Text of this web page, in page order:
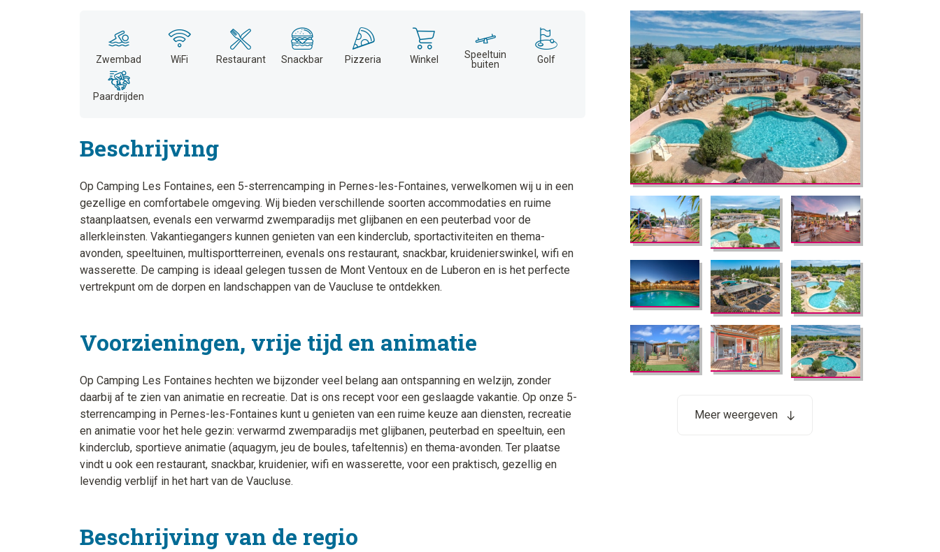
Zwembad WiFi Restaurant Snackbar Pizzeria Winkel
Speeltuin
buiten
Golf
Paardrijden
Beschrijving
Op Camping Les Fontaines, een 5-sterrencamping in Pernes-les-Fontaines, verwelkomen wij u in een
gezellige en comfortabele omgeving. Wij bieden verschillende soorten accommodaties en ruime
staanplaatsen, evenals een verwarmd zwemparadijs met glijbanen en een peuterbad voor de
allerkleinsten. Vakantiegangers kunnen genieten van een kinderclub, sportactiviteiten en thema-
avonden, speeltuinen, multisportterreinen, evenals ons restaurant, snackbar, kruidenierswinkel, wifi en
wasserette. De camping is ideaal gelegen tussen de Mont Ventoux en de Luberon en is het perfecte
vertrekpunt om de dorpen en landschappen van de Vaucluse te ontdekken.
Voorzieningen, vrije tijd en animatie
Op Camping Les Fontaines hechten we bijzonder veel belang aan ontspanning en welzijn, zonder
daarbij af te zien van animatie en recreatie. Dat is ons recept voor een geslaagde vakantie. Op onze 5-
sterrencamping in Pernes-les-Fontaines kunt u genieten van een ruime keuze aan diensten, recreatie
en animatie voor het hele gezin: verwarmd zwemparadijs met glijbanen, peuterbad en speeltuin, een
kinderclub, sportieve animatie (aquagym, jeu de boules, tafeltennis) en thema-avonden. Ter plaatse
vindt u ook een restaurant, snackbar, kruidenier, wifi en wasserette, voor een praktisch, gezellig en
levendig verblijf in het hart van de Vaucluse.
Beschrijving van de regio
Meer weergeven